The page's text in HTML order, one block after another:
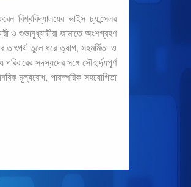
বিশ্ববিদ্যালয়ের ভাইস চ্যান্সেলর
ও শুভানুধ্যায়ীরা জামাতে অংশগ্রহণ
তুলে ধরে ত্যাগ, সহমর্মিতা ও
সদস্যদের সঙ্গে সৌহার্দ্যপূর্ণ
মূল্যবোধ, পারস্পরিক সহযোগিতা